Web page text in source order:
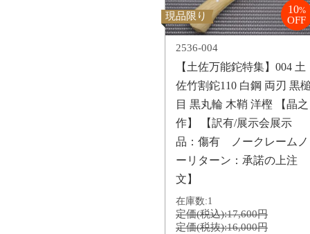
現品限り
10%
OFF
2536-004
【土佐万能鉈特集】004 土
佐竹割鉈110 白鋼 両刃 黒
目 黒丸輪 木鞘 洋樫 【晶之
作】 【訳有/展示会展示
品：傷有 ノークレームノ
ーリターン：承諾の上注
文】
在庫数:1
定価(税込):17,600円
定価(税抜):16,000円